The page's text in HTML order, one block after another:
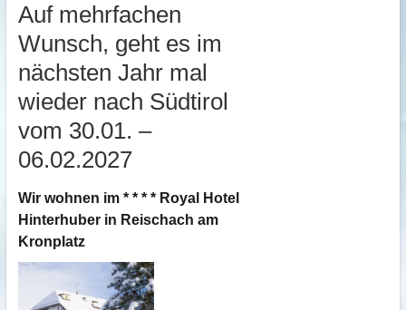
Auf mehrfachen
Wunsch, geht es im
nächsten Jahr mal
wieder nach Südtirol
vom 30.01. –
06.02.2027
Wir wohnen im * * * * Royal Hotel
Hinterhuber in Reischach am
Kronplatz